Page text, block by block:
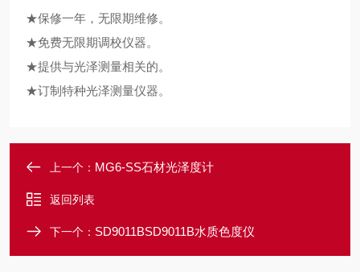
★保修一年，无限期维修。
★免费无限期调校仪器。
★提供与光泽测量相关的。
★订制特种光泽测量仪器。
上一个： MG6-SS石材光泽度计
返回列表
下一个： SD9011BSD9011B水质色度仪